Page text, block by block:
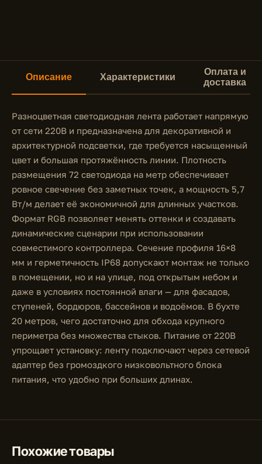
Описание Характеристики
Оплата и
доставка
Разноцветная светодиодная лента работает напрямую
от сети 220В и предназначена для декоративной и
архитектурной подсветки, где требуется насыщенный
цвет и большая протяжённость линии. Плотность
размещения 72 светодиода на метр обеспечивает
ровное свечение без заметных точек, а мощность 5,7
Вт/м делает её экономичной для длинных участков.
Формат RGB позволяет менять оттенки и создавать
динамические сценарии при использовании
совместимого контроллера. Сечение профиля 16×8
мм и герметичность IP68 допускают монтаж не только
в помещении, но и на улице, под открытым небом и
даже в условиях постоянной влаги — для фасадов,
ступеней, бордюров, бассейнов и водоёмов. В бухте
20 метров, чего достаточно для обхода крупного
периметра без множества стыков. Питание от 220В
упрощает установку: ленту подключают через сетевой
адаптер без громоздкого низковольтного блока
питания, что удобно при больших длинах.
Похожие товары